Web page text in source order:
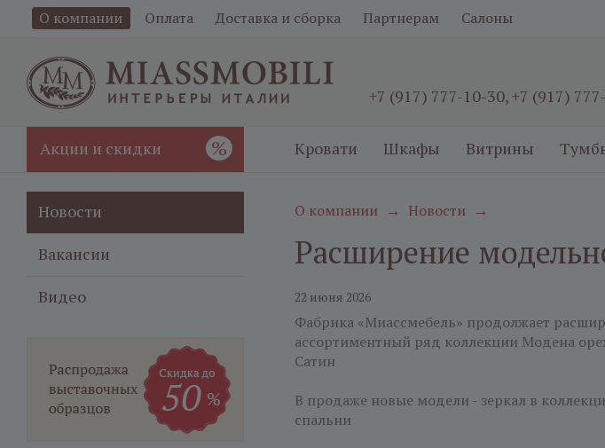
О компании Оплата Доставка и сборка Партнерам Салоны
+7 (917) 777-10-30,+7 (917)
Акции и скидки % Кровати Шкафы Витрины
О компании → Новости →
Расширение
22 июня 2026
Фабрика «Миассмебель» продолжает
ассортиментный ряд коллекции Модена
Сатин
В продаже новые модели - зеркал в
спальни
Новости
Вакансии
Видео